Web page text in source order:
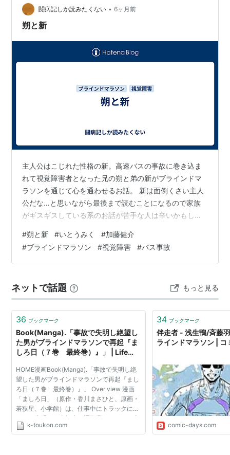
闘病記しか読みたくない • 6ヶ月前
朔と新
主人公はこじれた性格の新。高速バスの事故に巻き込ま
れて視覚障害者となった兄の朔と弟の新がブラインドマ
ラソンを通じて心を通わせるお話。 新は面倒くさい主人
公だな…と思いながら最後まで読むことになるので家族
がギスギスしている系のお話が苦手な人は辛いかもしれ
希美」「上級生の東郷(陸上部部長)」「ブラインドマラソ
ンの練習を見てもらっている境野耕三」に対してギスギ
スギスギスした対応をするので読んでいてムカついてき
梓。朔に冷たくされても健気に朔を愛し、障害を持って
しまった朔をひたむきに支える良い彼女…まあ…
#朔と新 #いとうみく #加藤健介
#ブラインドマラソン #視覚障害 #バス事故
ネットで話題 もっと見る
36 ブックマーク
Book(Manga).「事故で失明し絶望し
た男がブラインドマラソンで再起『ま
しろ日（７巻 最終巻）』」 | Life
HOME漫画Book(Manga).「事故で失明し絶
望した男がブラインドマラソンで再起『まし
ろ日（７巻 最終巻）』」 Over view 漫画
「ましろ日」（原作・香川まさひと、原画・
若狭星、小学館）は、仕事中にトラックには
ねられ失明した自転車で運搬業をしていた山
崎恭二と、広島で生きる仲間たちの生活を描
k-toukon.com
34 ブックマーク
伴走者 - 浅生鴨/斉藤
ラインドマラソン | コ
comic-days.com